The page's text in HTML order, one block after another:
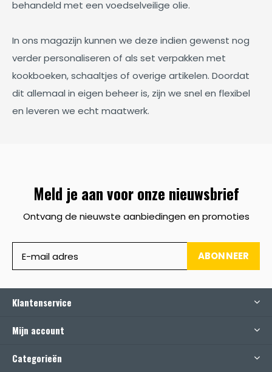
behandeld met een voedselveilige olie.
In ons magazijn kunnen we deze indien gewenst nog
verder personaliseren of als set verpakken met
kookboeken, schaaltjes of overige artikelen. Doordat
dit allemaal in eigen beheer is, zijn we snel en flexibel
en leveren we echt maatwerk.
Meld je aan voor onze nieuwsbrief
Ontvang de nieuwste aanbiedingen en promoties
ABONNEER
Klantenservice
Mijn account
Categorieën